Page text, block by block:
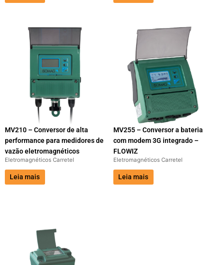
MV210 – Conversor de alta
performance para medidores de
vazão eletromagnéticos
Eletromagnéticos Carretel
Leia mais
MV255 – Conversor a bateria
com modem 3G integrado –
FLOWIZ
Eletromagnéticos Carretel
Leia mais